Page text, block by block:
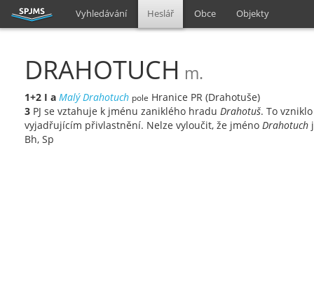
Vyhledávání Heslář Obce Objekty
DRAHOTUCH m.
1+2 I a Malý Drahotuch pole Hranice PR (Drahotuše)
3 PJ se vztahuje k jménu zaniklého hradu Drahotuš. To
vyjadřujícím přivlastnění. Nelze vyloučit, že jméno Drahotuch
Bh, Sp